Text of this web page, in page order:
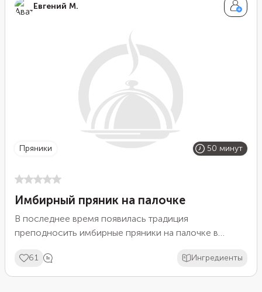
Евгений М.
пряники 50 минут
Имбирный пряник на палочке
В последнее время появилась традиция
преподносить имбирные пряники на палочке в
изделиями придают самую разную форму, в
зависимости от повода — Новый год или Рождество,
61 Ингредиенты